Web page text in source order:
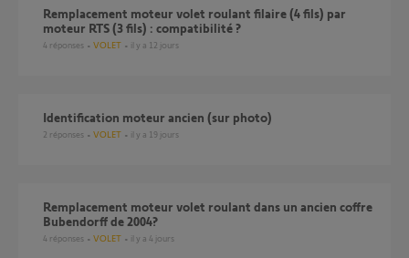
Remplacement moteur volet roulant filaire (4 fils) par
moteur RTS (3 fils) : compatibilité ?
4 réponses VOLET il y a 12 jours
identification moteur ancien (sur photo)
2 réponses VOLET il y a 19 jours
Remplacement moteur volet roulant dans un ancien coffre
Bubendorff de 2004?
4 réponses VOLET il y a 4 jours